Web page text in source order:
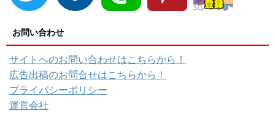
お問い合わせ
サイトへのお問い合わせはこちらから！
広告出稿のお問合せはこちらから！
プライバシーポリシー
運営会社